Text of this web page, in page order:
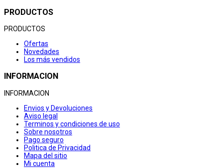
PRODUCTOS
PRODUCTOS
Ofertas
Novedades
Los más vendidos
INFORMACION
INFORMACION
Envios y Devoluciones
Aviso legal
Terminos y condiciones de uso
Sobre nosotros
Pago seguro
Politica de Privacidad
Mapa del sitio
Mi cuenta